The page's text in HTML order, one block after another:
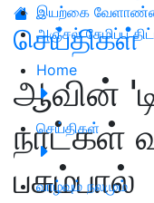
இயற்கை
அஞ்சல் சேமிப்பு
Home
செய்திகள்
வாழ்வும் நலமும்
செய்திகள்
ஆவின்
நாட்கள்
பசும்பால்